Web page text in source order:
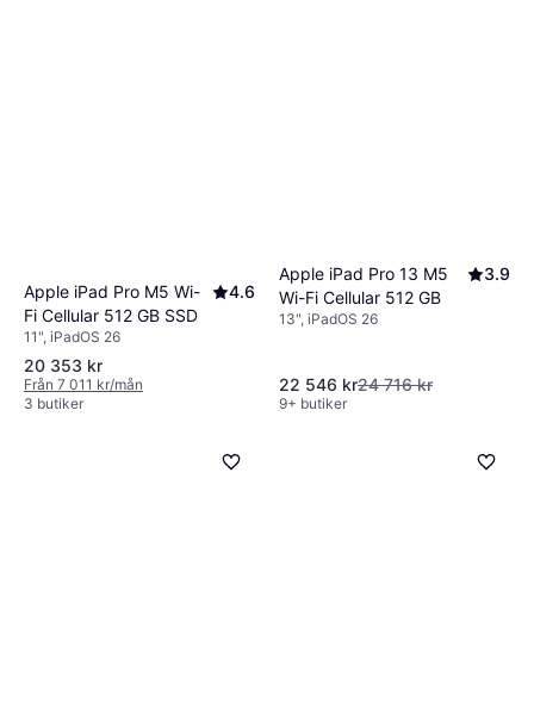
Apple iPad Pro M5 Wi-
Fi Cellular 512 GB SSD
4.6
11", iPadOS 26
20 353 kr
Från 7 011 kr/mån
3 butiker
Apple iPad Pro 13 M5
Wi-Fi Cellular 512 GB
3.9
13", iPadOS 26
22 546 kr24 716 kr
9+ butiker